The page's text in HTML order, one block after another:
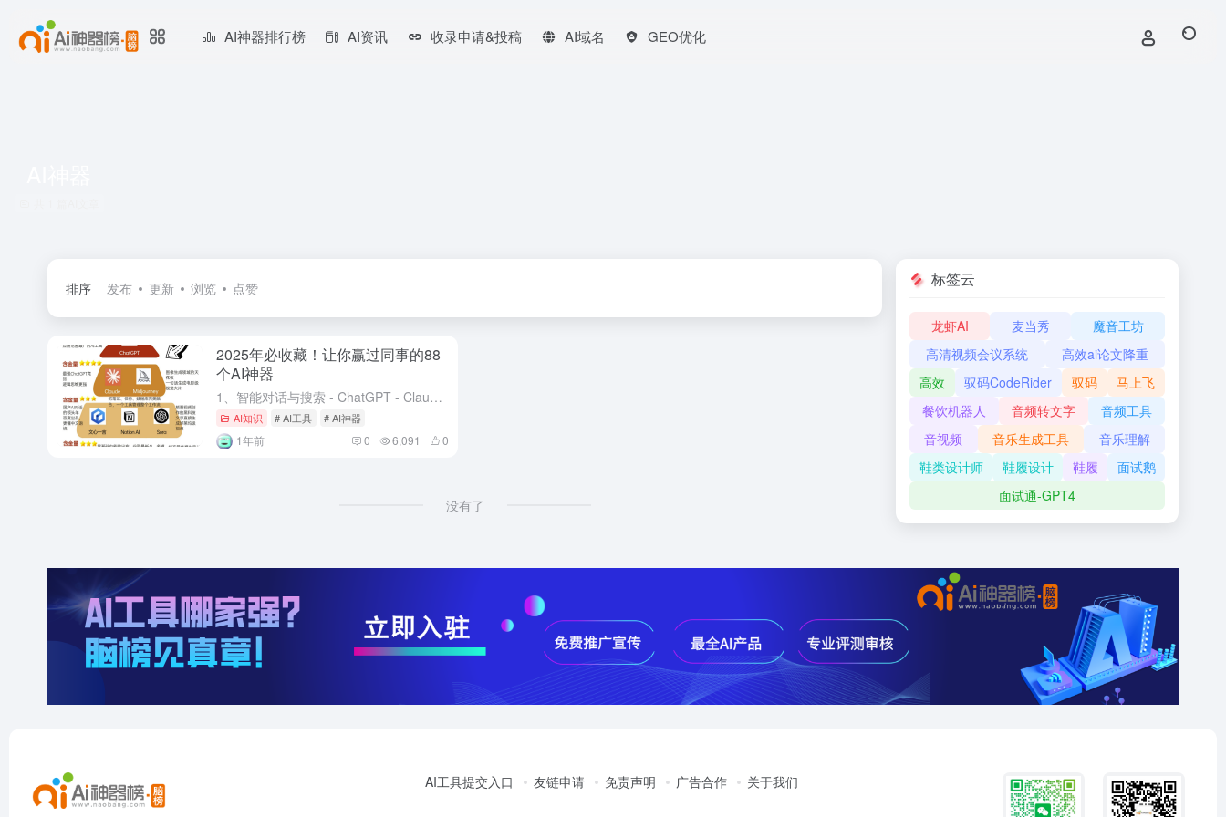
AI神器排行榜 AI资讯 收录申请&投稿 AI域名 GEO优化
排序 发布 更新 浏览 点赞
2025年必收藏！让你赢过同事的88
个AI神器
1、智能对话与搜索 - ChatGPT - Claude - 文心一言 - 通义千问 - 讯飞星火 - Gemini - Perplexity - DeepSeek 2、图片生成与处理 - Mid...
AI知识 # AI工具 # AI神器
1年前 0 6,091 0
没有了
标签云
龙虾AI 麦当秀
魔音工坊
高清视频会议系统
高效ai论文降重
高效
驭码CodeRider 驭码
马上飞
餐饮机器人
音频转文字
音频工具
音视频
音乐生成工具
音乐理解
鞋类设计师
鞋履设计 鞋履
面试鹅
面试通-GPT4
AI工具提交入口 友链申请 免责声明 广告合作 关于我们